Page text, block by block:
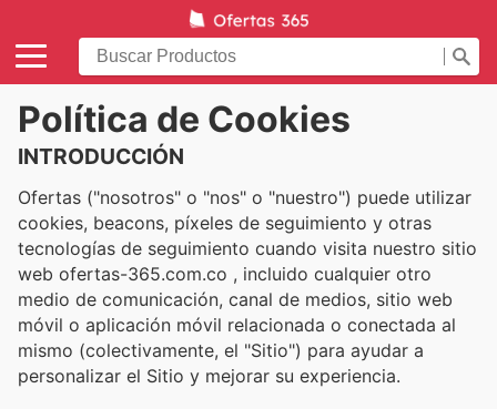
Política de Cookies
INTRODUCCIÓN
Ofertas ("nosotros" o "nos" o "nuestro") puede utilizar
cookies, beacons, píxeles de seguimiento y otras
tecnologías de seguimiento cuando visita nuestro sitio
web ofertas-365.com.co , incluido cualquier otro
medio de comunicación, canal de medios, sitio web
móvil o aplicación móvil relacionada o conectada al
mismo (colectivamente, el "Sitio") para ayudar a
personalizar el Sitio y mejorar su experiencia.